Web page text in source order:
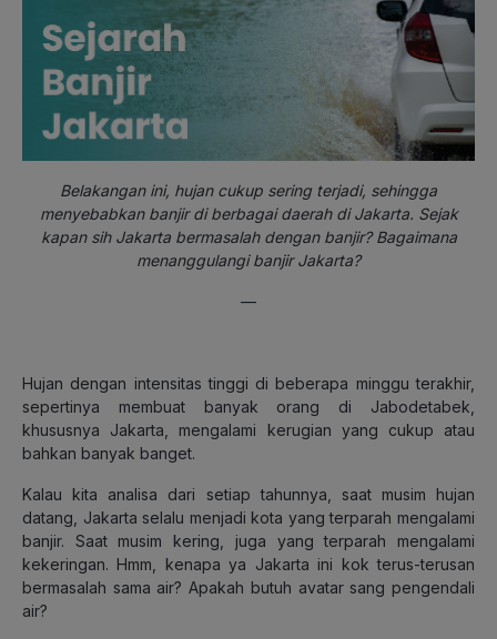
Belakangan ini, hujan cukup sering terjadi, sehingga
menyebabkan banjir di berbagai daerah di Jakarta. Sejak
kapan sih Jakarta bermasalah dengan banjir? Bagaimana
menanggulangi banjir Jakarta?
—
Hujan dengan intensitas tinggi di beberapa minggu terakhir,
sepertinya membuat banyak orang di Jabodetabek,
khususnya Jakarta, mengalami kerugian yang cukup atau
bahkan banyak banget.
Kalau kita analisa dari setiap tahunnya, saat musim hujan
datang, Jakarta selalu menjadi kota yang terparah mengalami
banjir. Saat musim kering, juga yang terparah mengalami
kekeringan. Hmm, kenapa ya Jakarta ini kok terus-terusan
bermasalah sama air? Apakah butuh avatar sang pengendali
air?